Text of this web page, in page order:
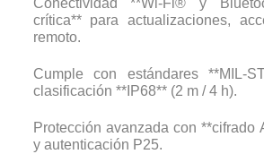
Conectividad **Wi-Fi® y
crítica** para actualizaciones,
remoto.
Cumple con estándares **MIL-
clasificación **IP68** (2 m / 4 h).
Protección avanzada con **cifrado
y autenticación P25.